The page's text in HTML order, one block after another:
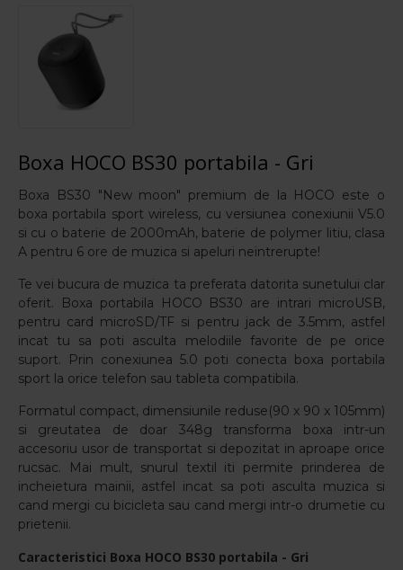
Boxa HOCO BS30 portabila - Gri
Boxa BS30 "New moon" premium de la HOCO este o
boxa portabila sport wireless, cu versiunea conexiunii V5.0
si cu o baterie de 2000mAh, baterie de polymer litiu, clasa
A pentru 6 ore de muzica si apeluri neintrerupte!
Te vei bucura de muzica ta preferata datorita sunetului clar
oferit. Boxa portabila HOCO BS30 are intrari microUSB,
pentru card microSD/TF si pentru jack de 3.5mm, astfel
incat tu sa poti asculta melodiile favorite de pe orice
suport. Prin conexiunea 5.0 poti conecta boxa portabila
sport la orice telefon sau tableta compatibila.
Formatul compact, dimensiunile reduse(90 x 90 x 105mm)
si greutatea de doar 348g transforma boxa intr-un
accesoriu usor de transportat si depozitat in aproape orice
rucsac. Mai mult, snurul textil iti permite prinderea de
incheietura mainii, astfel incat sa poti asculta muzica si
cand mergi cu bicicleta sau cand mergi intr-o drumetie cu
prietenii.
Caracteristici Boxa HOCO BS30 portabila - Gri